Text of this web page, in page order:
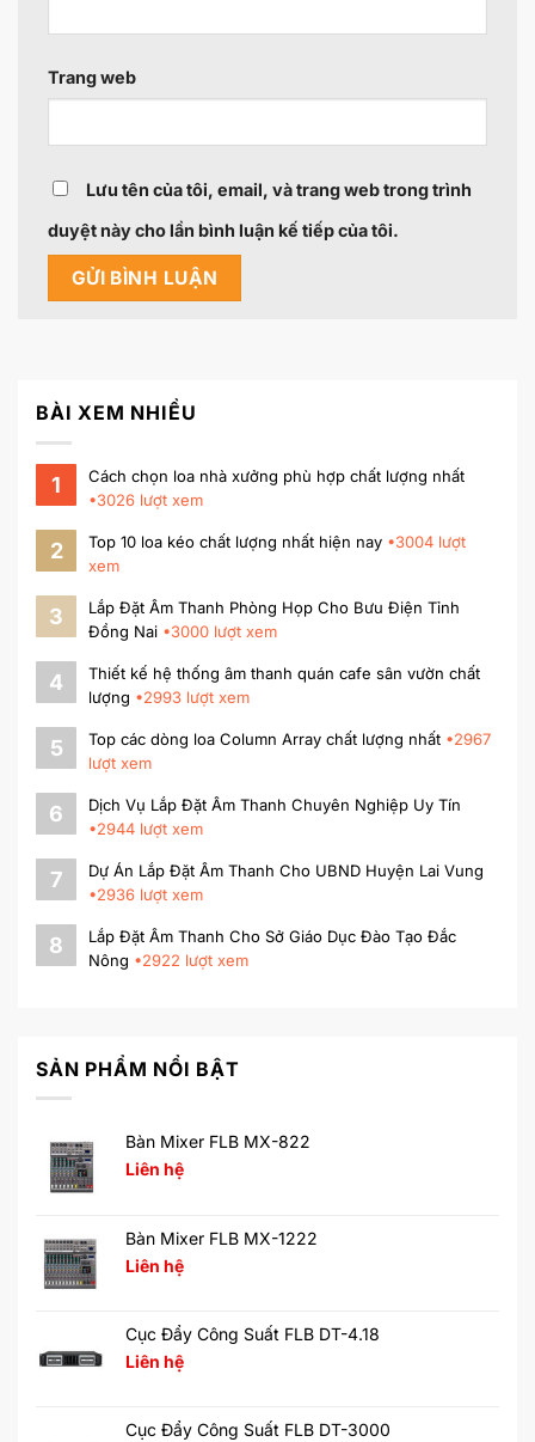
Trang web
Lưu tên của tôi, email, và trang web trong trình
duyệt này cho lần bình luận kế tiếp của tôi.
BÀI XEM NHIỀU
1
Cách chọn loa nhà xưởng phù hợp chất lượng nhất
•3026 lượt xem
2 Top 10 loa kéo chất lượng nhất hiện nay •3004 lượt
xem
3
Lắp Đặt Âm Thanh Phòng Họp Cho Bưu Điện Tỉnh
Đồng Nai •3000 lượt xem
4
Thiết kế hệ thống âm thanh quán cafe sân vườn chất
lượng •2993 lượt xem
5 Top các dòng loa Column Array chất lượng nhất •2967
lượt xem
6
Dịch Vụ Lắp Đặt Âm Thanh Chuyên Nghiệp Uy Tín
•2944 lượt xem
7
Dự Án Lắp Đặt Âm Thanh Cho UBND Huyện Lai Vung
•2936 lượt xem
8
Lắp Đặt Âm Thanh Cho Sở Giáo Dục Đào Tạo Đắc
Nông •2922 lượt xem
SẢN PHẨM NỔI BẬT
Bàn Mixer FLB MX-822
Liên hệ
Bàn Mixer FLB MX-1222
Liên hệ
Cục Đẩy Công Suất FLB DT-4.18
Liên hệ
Cục Đẩy Công Suất FLB DT-3000